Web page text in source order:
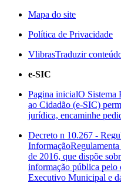
Mapa do site
Política de Privacidade
VlibrasTraduzir
e-SIC
Pagina inicialO Sistema
ao Cidadão (e-SIC)
jurídica, encaminhe
Decreto n 10.267 -
Informação
de 2016, que dispõe
informação pública pelo
Executivo Municipal e